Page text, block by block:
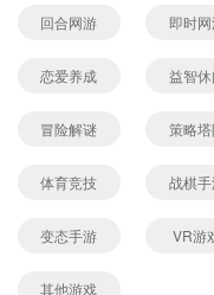
对于钻石怎么使用，小
扫荡对自己升级和对宠物
回合网游 即时
恋爱养成 益智休
冒险解谜 策略
体育竞技 战棋
变态手游 VR游
其他游戏